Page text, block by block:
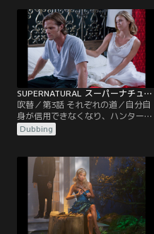
ーズンは、魔王ルシファーが復活し
た後、サム、ディーン、ボビーが、
様々な困難に立ち向かっていくとい
う物語で幕を開ける。彼らは、天使
カスティエルに関する驚くべき情報
をチャックから聞き…。
SUPERNATURAL スーパーナチュラル シーズン5 第03話／吹替
吹替／第3話 それぞれの道／自分自
身が信用できなくなり、ハンターを
やめる決意を固めたサム。だが、あ
る夜 夢の中に現れた恋人のジェシカ
持ちは大きく揺さぶられる。一方
“世界の終末”を阻止するために一人
で狩りを続けているディーンは、天
使のカスティエルと共に大天使ラフ
ァエルを捜し出し、神の居場所を突
き止めようと…。
Dubbing